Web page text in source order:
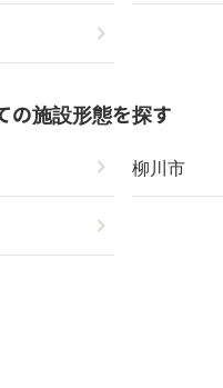
chevron_right
の施設形態を探す
chevron_right 柳川市
chevron_right